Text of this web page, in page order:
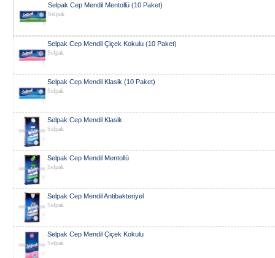
Selpak Cep Mendil Mentollü (10 Paket)
Selpak
Selpak Cep Mendil Çiçek Kokulu (10 Paket)
Selpak
Selpak Cep Mendil Klasik (10 Paket)
Selpak
Selpak Cep Mendil Klasik
Selpak
Selpak Cep Mendil Mentollü
Selpak
Selpak Cep Mendil Antibakteriyel
Selpak
Selpak Cep Mendil Çiçek Kokulu
Selpak